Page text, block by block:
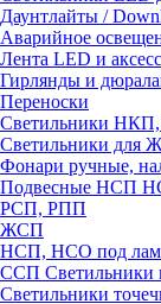
Даунтлайты /
Аварийное
Лента LED и
Гирлянды и
Переноски
Светильники
Светильники для
Фонари ручные,
Подвесные НСП
РСП, РПП
ЖСП
НСП, НСО под
ССП Светильники
Светильники